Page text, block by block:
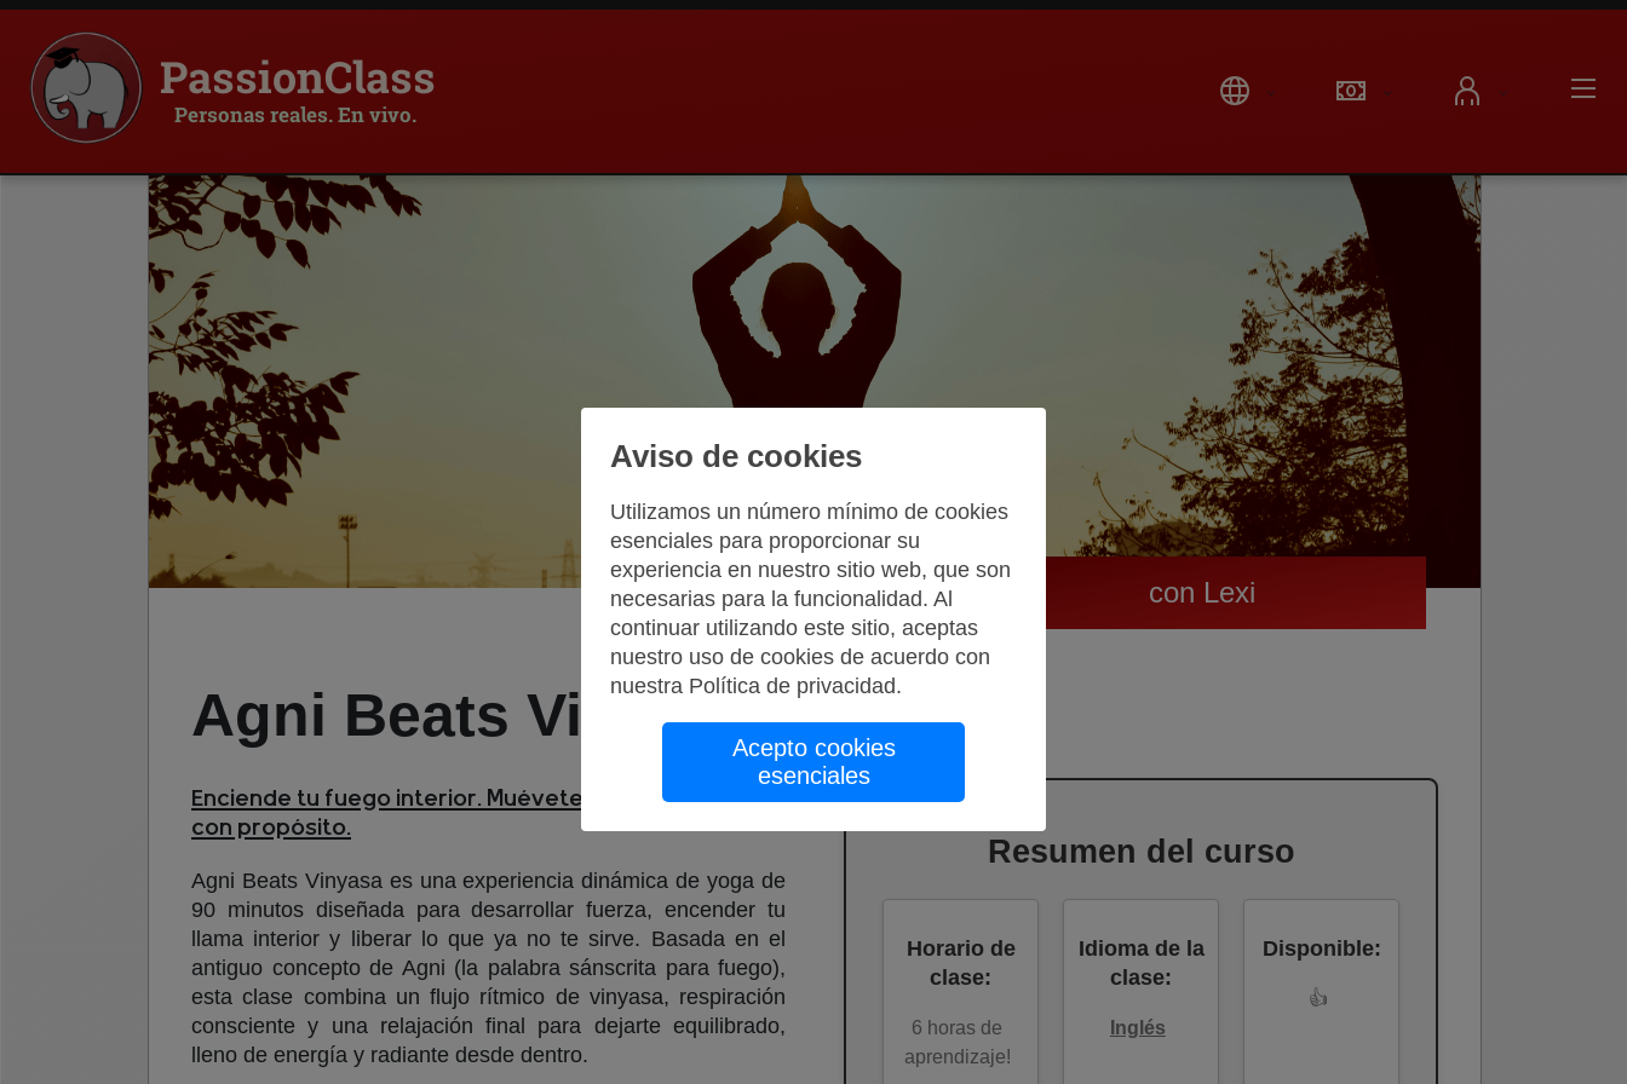
PassionClass
Personas reales. En vivo.
con Lexi
Agni Beats Vinyasa
Enciende tu fuego interior. Muévete con ritmo. Fluye
con propósito.
Agni Beats Vinyasa es una experiencia dinámica de yoga de
90 minutos diseñada para desarrollar fuerza, encender tu
llama interior y liberar lo que ya no te sirve. Basada en el
antiguo concepto de Agni (la palabra sánscrita para fuego),
esta clase combina un flujo rítmico de vinyasa, respiración
consciente y una relajación final para dejarte equilibrado,
lleno de energía y radiante desde dentro.
Resumen del curso
Horario de
clase:
6 horas de
aprendizaje!
Idioma de la
clase:
Inglés
Disponible:
👍
Aviso de cookies
Utilizamos un número mínimo de cookies
esenciales para proporcionar su
experiencia en nuestro sitio web, que son
necesarias para la funcionalidad. Al
continuar utilizando este sitio, aceptas
nuestro uso de cookies de acuerdo con
nuestra Política de privacidad.
Acepto cookies
esenciales